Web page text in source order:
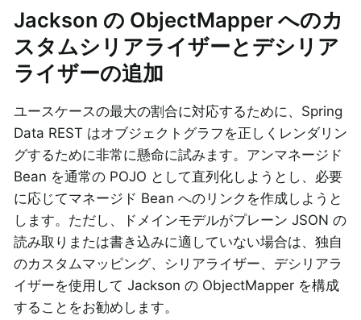
Jackson の ObjectMapper へのカ
スタムシリアライザーとデシリア
ライザーの追加
ユースケースの最大の割合に対応するために、Spring
Data REST はオブジェクトグラフを正しくレンダリン
グするために非常に懸命に試みます。アンマネージド
Bean を通常の POJO として直列化しようとし、必要
に応じてマネージド Bean へのリンクを作成しようと
します。ただし、ドメインモデルがプレーン JSON の
読み取りまたは書き込みに適していない場合は、独自
のカスタムマッピング、シリアライザー、デシリアラ
イザーを使用して Jackson の ObjectMapper を構成
することをお勧めします。